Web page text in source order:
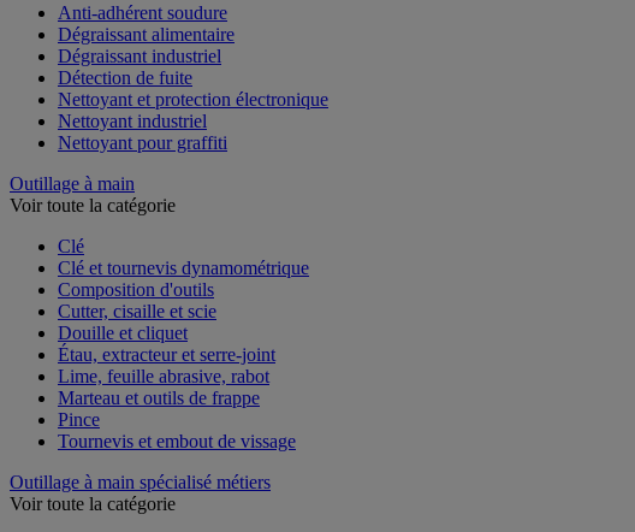
Anti-adhérent soudure
Dégraissant alimentaire
Dégraissant industriel
Détection de fuite
Nettoyant et protection électronique
Nettoyant industriel
Nettoyant pour graffiti
Outillage à main
Voir toute la catégorie
Clé
Clé et tournevis dynamométrique
Composition d'outils
Cutter, cisaille et scie
Douille et cliquet
Étau, extracteur et serre-joint
Lime, feuille abrasive, rabot
Marteau et outils de frappe
Pince
Tournevis et embout de vissage
Outillage à main spécialisé métiers
Voir toute la catégorie